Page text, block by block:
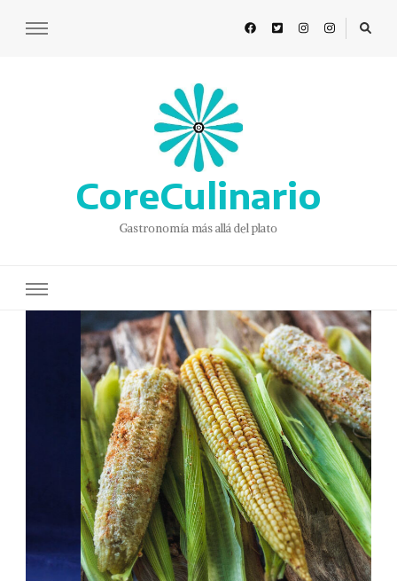
CoreCulinario
Gastronomía más allá del plato